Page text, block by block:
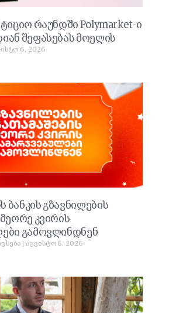
რაუნდში Polymarket-ი
შეფასებას მოელის
6, 2026
გზავნილების
კვირის
გამოვლინდნენ
აგვისტო 6, 2026